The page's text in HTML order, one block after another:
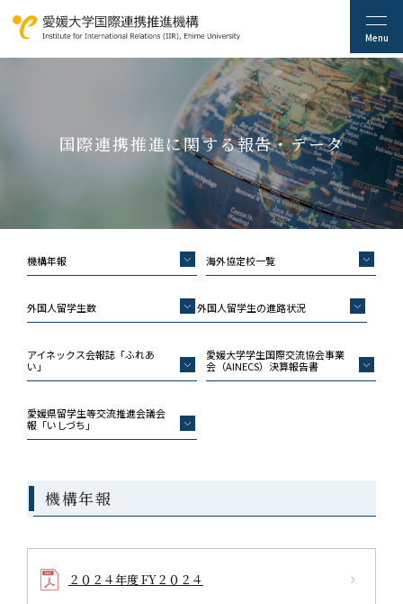
国際連携推進に関する報告・データ
機構年報 海外協定校一覧
外国人留学生数 外国人留学生の進路状況
アイネックス会報誌「ふれあ
い」
愛媛大学学生国際交流協会事業
会（AINECS）決算報告書
愛媛県留学生等交流推進会議会
報「いしづち」
機構年報
２０２４年度 FY２０２４